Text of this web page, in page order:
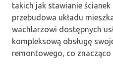
takich jak stawianie ścianek
przebudowa układu
wachlarzowi dostępnych
kompleksową obsługę
remontowego, co znacząco